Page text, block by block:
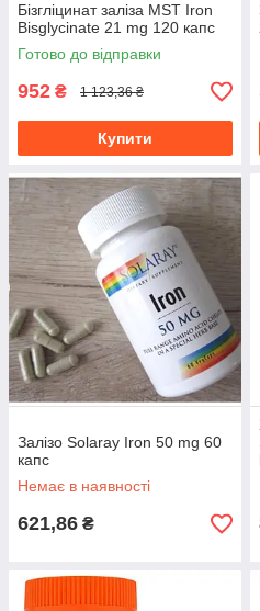
Бізгліцинат заліза MST Iron
Bisglycinate 21 mg 120 капс
Готово до відправки
952 ₴ 1 123,36 ₴
Купити
Залізо Solaray Iron 50 mg 60
капс
Немає в наявності
621,86 ₴